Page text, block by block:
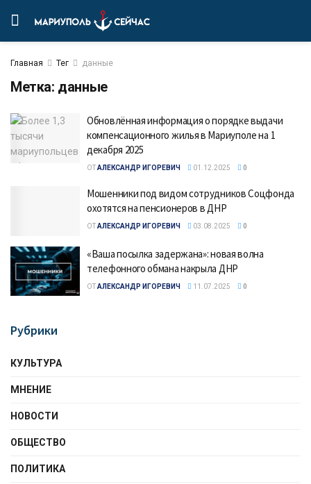
Главная Тег данные
Метка: данные
Обновлённая информация о порядке выдачи
компенсационного жилья в Мариуполе на 1
декабря 2025
ОТАЛЕКСАНДР ИГОРЕВИЧ 01.12.2025 0
Мошенники под видом сотрудников Соцфонда
охотятся на пенсионеров в ДНР
ОТАЛЕКСАНДР ИГОРЕВИЧ 03.08.2025 0
«Ваша посылка задержана»: новая волна
телефонного обмана накрыла ДНР
ОТАЛЕКСАНДР ИГОРЕВИЧ 11.07.2025 0
Рубрики
КУЛЬТУРА
МНЕНИЕ
НОВОСТИ
ОБЩЕСТВО
ПОЛИТИКА